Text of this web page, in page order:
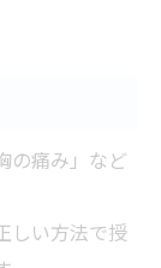
の痛み」など
しい方法で授